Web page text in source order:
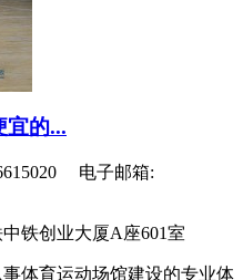
宜的...
电子邮箱:
铁创业大厦A座601室
体育运动场馆建设的专业体